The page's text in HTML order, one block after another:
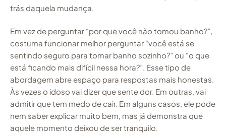
trás daquela mudança.
Em vez de perguntar “por que você não tomou banho?”,
costuma funcionar melhor perguntar “você está se
sentindo seguro para tomar banho sozinho?” ou “o que
está ficando mais difícil nessa hora?”. Esse tipo de
abordagem abre espaço para respostas mais honestas.
Às vezes o idoso vai dizer que sente dor. Em outras, vai
admitir que tem medo de cair. Em alguns casos, ele pode
nem saber explicar muito bem, mas já demonstra que
aquele momento deixou de ser tranquilo.